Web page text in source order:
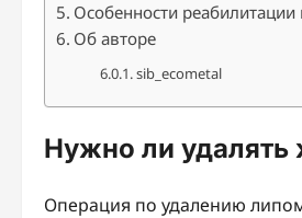
Особенности реабилитации
Об авторе
sib_ecometal
Нужно ли удалять
Операция по удалению